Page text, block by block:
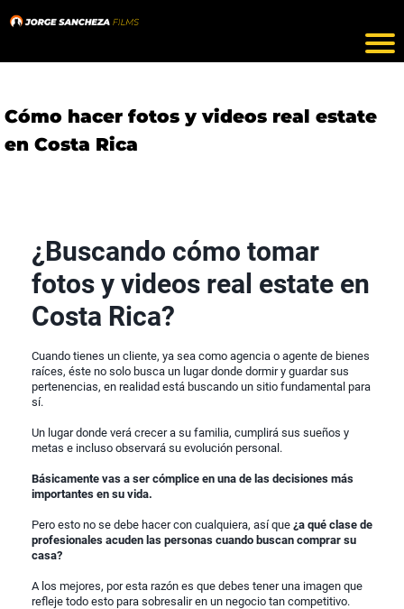
Cómo hacer fotos y videos real estate
en Costa Rica
¿Buscando cómo tomar
fotos y videos real estate en
Costa Rica?
Cuando tienes un cliente, ya sea como agencia o agente de bienes
raíces, éste no solo busca un lugar donde dormir y guardar sus
pertenencias, en realidad está buscando un sitio fundamental para
sí.
Un lugar donde verá crecer a su familia, cumplirá sus sueños y
metas e incluso observará su evolución personal.
Básicamente vas a ser cómplice en una de las decisiones más
importantes en su vida.
Pero esto no se debe hacer con cualquiera, así que ¿a qué clase de
profesionales acuden las personas cuando buscan comprar su
casa?
A los mejores, por esta razón es que debes tener una imagen que
refleje todo esto para sobresalir en un negocio tan competitivo.